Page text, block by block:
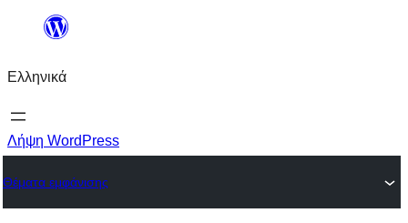
Μετάβαση
περιεχόμενο
Ελληνικά
Λήψη WordPress
Θέματα εμφάνισης